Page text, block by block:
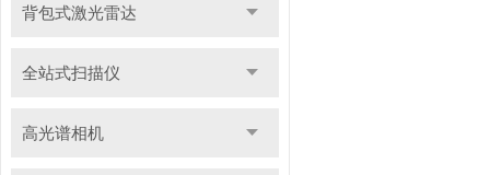
背包式激光雷达
全站式扫描仪
高光谱相机